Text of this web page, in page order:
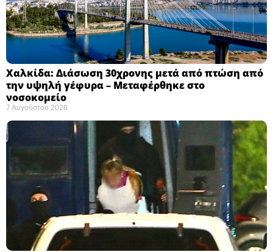
Χαλκίδα: Διάσωση 30χρονης μετά από πτώση από
την υψηλή γέφυρα – Μεταφέρθηκε στο
νοσοκομείο ​
7 Αυγούστου 2026